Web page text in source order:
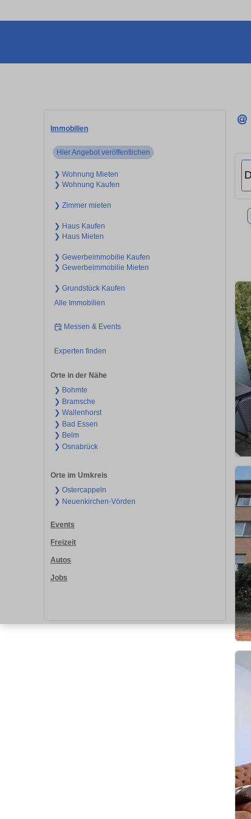
Immobilien
Hier Angebot veröffentlichen
❯ Wohnung Mieten
❯ Wohnung Kaufen
❯ Zimmer mieten
❯ Haus Kaufen
❯ Haus Mieten
❯ Gewerbeimmobilie Kaufen
❯ Gewerbeimmobilie Mieten
❯ Grundstück Kaufen
Alle Immobilien
Messen & Events
Experten finden
Orte in der Nähe
❯ Bohmte
❯ Bramsche
❯ Wallenhorst
❯ Bad Essen
❯ Belm
❯ Osnabrück
Orte im Umkreis
❯ Ostercappeln
❯ Neuenkirchen-Vörden
Events
Freizeit
Autos
Jobs